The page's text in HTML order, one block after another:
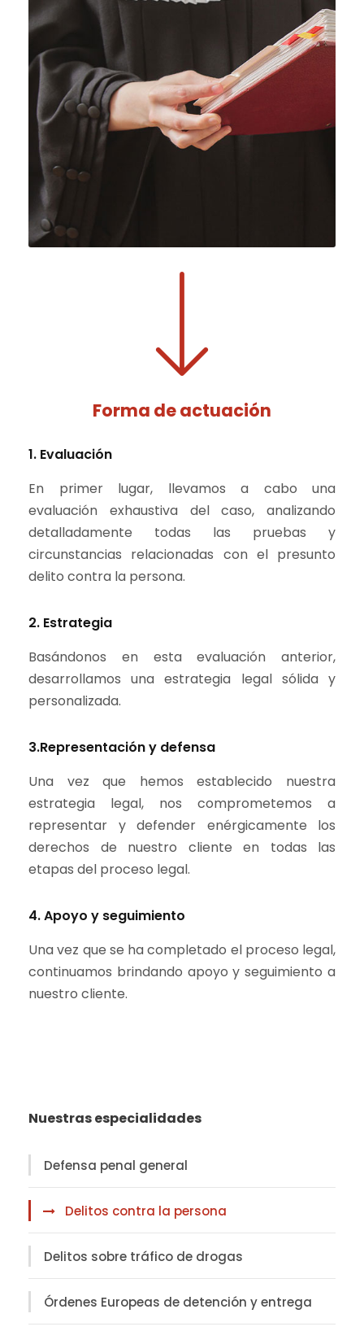
Forma de actuación
1. Evaluación
En primer lugar, llevamos a cabo una
evaluación exhaustiva del caso, analizando
detalladamente todas las pruebas y
circunstancias relacionadas con el presunto
delito contra la persona.
2. Estrategia
Basándonos en esta evaluación anterior,
desarrollamos una estrategia legal sólida y
personalizada.
3.Representación y defensa
Una vez que hemos establecido nuestra
estrategia legal, nos comprometemos a
representar y defender enérgicamente los
derechos de nuestro cliente en todas las
etapas del proceso legal.
4. Apoyo y seguimiento
Una vez que se ha completado el proceso legal,
continuamos brindando apoyo y seguimiento a
nuestro cliente.
Nuestras especialidades
Defensa penal general
Delitos contra la persona
Delitos sobre tráfico de drogas
Órdenes Europeas de detención y entrega